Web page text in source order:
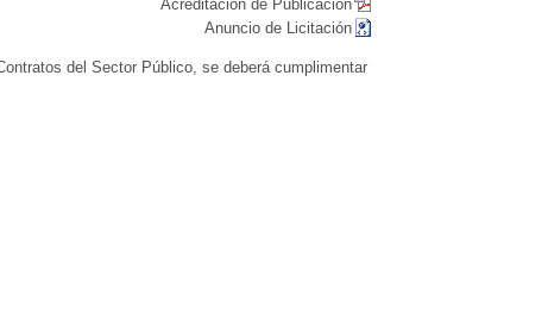
Acreditación de Publicación
Anuncio de Licitación
del Sector Público, se deberá cumplimentar